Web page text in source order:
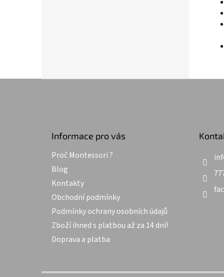
Informace pro vás
Proč Montessori ?
Blog
Kontakty
Obchodní podmínky
Podmínky ochrany osobních údajů
Zboží ihned s platbou až za 14 dní!
Doprava a platba